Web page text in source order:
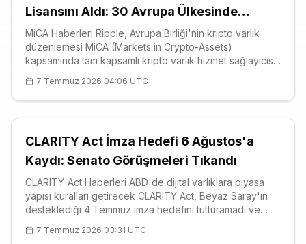
Lisansını Aldı: 30 Avrupa Ülkesinde
Ödeme Yolu Açıldı
MiCA Haberleri Ripple, Avrupa Birliği'nin kripto varlık
düzenlemesi MiCA (Markets in Crypto-Assets)
kapsamında tam kapsamlı kripto varlık hizmet sağlayıcısı
30 Avrupa Ekonomik Alanı ülkesinde düzenlenmiş
ödeme hizmeti sunmanın önünü
7 Temmuz 2026 04:06 UTC
CLARITY Act İmza Hedefi 6 Ağustos'a
Kaydı: Senato Görüşmeleri Tıkandı
CLARITY-Act Haberleri ABD'de dijital varlıklara piyasa
yapısı kuralları getirecek CLARITY Act, Beyaz Saray'ın
desteklediği 4 Temmuz imza hedefini tutturamadı ve
Senato genel kurulundaki oylama için koordinasyon
7 Temmuz 2026 03:31 UTC